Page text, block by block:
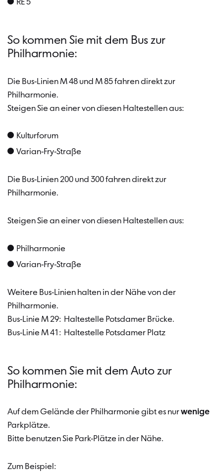
RE 5
So kommen Sie mit dem Bus zur
Philharmonie:
Die Bus-Linien M 48 und M 85 fahren direkt zur
Philharmonie.
Steigen Sie an einer von diesen Haltestellen aus:
Kulturforum
Varian-Fry-Straße
Die Bus-Linien 200 und 300 fahren direkt zur
Philharmonie.
Steigen Sie an einer von diesen Haltestellen aus:
Philharmonie
Varian-Fry-Straße
Weitere Bus-Linien halten in der Nähe von der
Philharmonie.
Bus-Linie M 29: Haltestelle Potsdamer Brücke.
Bus-Linie M 41: Haltestelle Potsdamer Platz
So kommen Sie mit dem Auto zur
Philharmonie:
Auf dem Gelände der Philharmonie gibt es nurwenige
Parkplätze.
Bitte benutzen Sie Park-Plätze in der Nähe.
Zum Beispiel: